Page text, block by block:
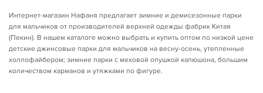
Интернет-магазин Нафаня предлагает зимние и демисезонные парки
для мальчиков от производителей верхней одежды фабрик Китая
(Пекин). В нашем каталоге можно выбрать и купить оптом по низкой цене
детские джинсовые парки для мальчиков на весну-осень, утепленные
холлофайбером; зимние парки с меховой опушкой капюшона, большим
количеством карманов и утяжками по фигуре.